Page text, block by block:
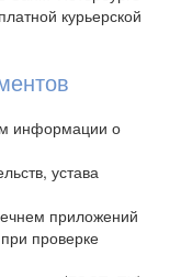
курьерской
информации о
устава
приложений
проверке